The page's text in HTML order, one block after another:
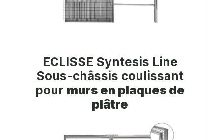
ECLISSE Syntesis Line
Sous-châssis coulissant
pour murs en plaques de
plâtre